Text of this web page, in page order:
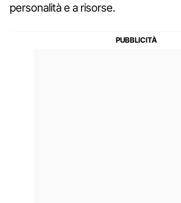
personalità e a risorse.